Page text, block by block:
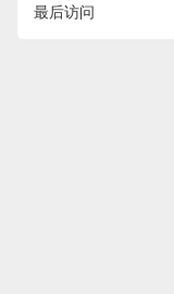
最后访问